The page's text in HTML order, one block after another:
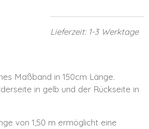
Lieferzeit: 1-3 Werktage
Maßband in 150cm Länge.
in gelb und der Rückseite in
von 1,50 m ermöglicht eine